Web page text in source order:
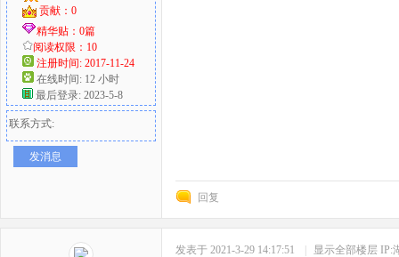
贡献：0
精华贴：0篇
阅读权限：10
注册时间: 2017-11-24
在线时间: 12 小时
最后登录: 2023-5-8
联系方式:
发消息
回复
发表于 2021-3-29 14:17:51 显示全部楼层 IP: